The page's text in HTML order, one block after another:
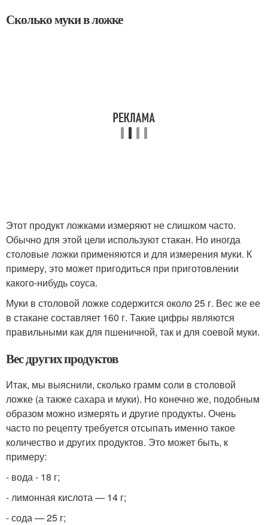
Сколько муки в ложке
Этот продукт ложками измеряют не слишком часто.
Обычно для этой цели используют стакан. Но иногда
столовые ложки применяются и для измерения муки. К
примеру, это может пригодиться при приготовлении
какого-нибудь соуса.
Муки в столовой ложке содержится около 25 г. Вес же ее
в стакане составляет 160 г. Такие цифры являются
правильными как для пшеничной, так и для соевой муки.
Вес других продуктов
Итак, мы выяснили, сколько грамм соли в столовой
ложке (а также сахара и муки). Но конечно же, подобным
образом можно измерять и другие продукты. Очень
часто по рецепту требуется отсыпать именно такое
количество и других продуктов. Это может быть, к
примеру:
- вода - 18 г;
- лимонная кислота — 14 г;
- сода — 25 г;